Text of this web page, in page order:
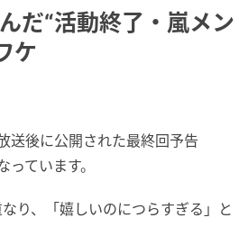
だ“活動終了・嵐メン
ケ
送後に公開された最終回予告
ています。
り、「嬉しいのにつらすぎる」と